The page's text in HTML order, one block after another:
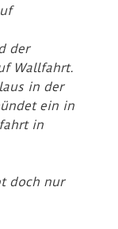
der
Wallfahrt.
in der
ein in
in
doch nur